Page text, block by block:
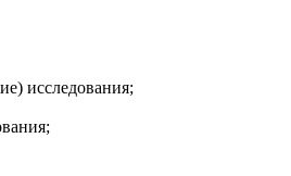
исследования;